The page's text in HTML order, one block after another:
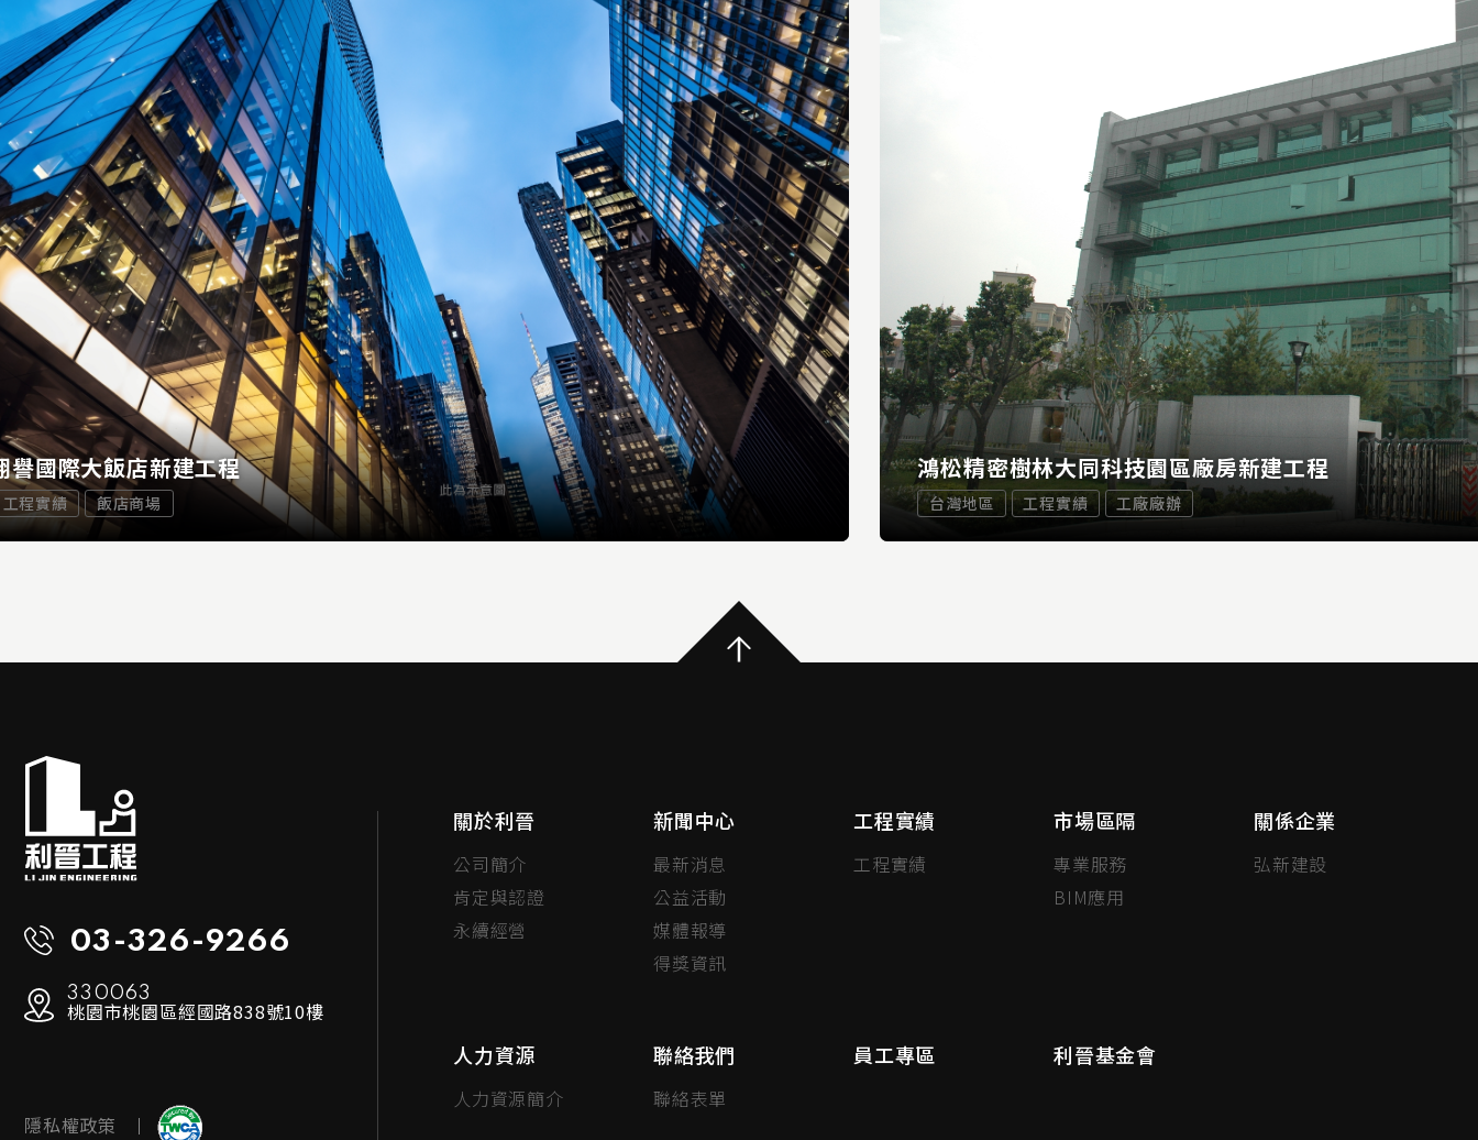
譽國際大飯店新建工程
工程實績 飯店商場
鴻松精密樹林大同科技園區廠房新建工程
台灣地區 工程實績 工廠廠辦
03-326-9266
330063
桃園市桃園區經國路838號10樓
隱私權政策
關於利晉
公司簡介
肯定與認證
永續經營
新聞中心
最新消息
公益活動
媒體報導
得獎資訊
工程實績
工程實績
市場區隔
專業服務
BIM應用
關係企業
弘新建設
人力資源
人力資源簡介
聯絡我們
聯絡表單
員工專區 利晉基金會